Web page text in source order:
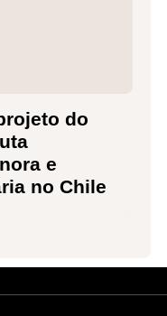
do
e
no Chile